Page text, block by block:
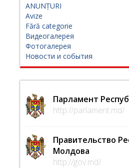
ANUNȚURI
Avize
Fără categorie
Видеогалерея
Фотогалерея
Новости и события
Парламент
http://parlament.md/
Правительство
Молдова
http://gov.md/